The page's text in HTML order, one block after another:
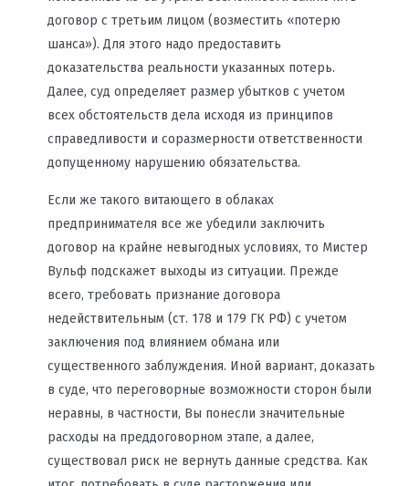
договор с третьим лицом (возместить «потерю
шанса»). Для этого надо предоставить
доказательства реальности указанных потерь.
Далее, суд определяет размер убытков с учетом
всех обстоятельств дела исходя из принципов
справедливости и соразмерности ответственности
допущенному нарушению обязательства.
Если же такого витающего в облаках
предпринимателя все же убедили заключить
договор на крайне невыгодных условиях, то Мистер
Вульф подскажет выходы из ситуации. Прежде
всего, требовать признание договора
недействительным (ст. 178 и 179 ГК РФ) с учетом
заключения под влиянием обмана или
существенного заблуждения. Иной вариант, доказать
в суде, что переговорные возможности сторон были
неравны, в частности, Вы понесли значительные
расходы на преддоговорном этапе, а далее,
существовал риск не вернуть данные средства. Как